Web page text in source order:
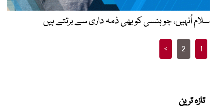
Posts
pagination
1
2
>
تازہ ترین